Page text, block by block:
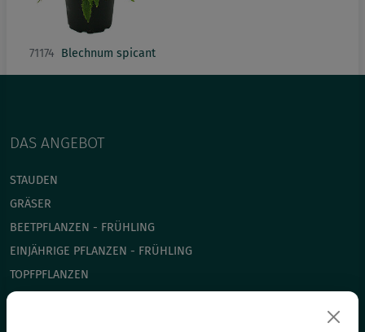
71174 Blechnum spicant
DAS ANGEBOT
STAUDEN
GRÄSER
BEETPFLANZEN - FRÜHLING
EINJÄHRIGE PFLANZEN - FRÜHLING
TOPFPFLANZEN
CHRYSANTHEMEN